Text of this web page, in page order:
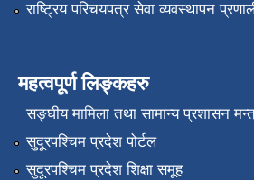
राष्ट्रिय परिचयपत्र सेवा व्यवस्थापन
महत्वपूर्ण लिङ्कहरु
सङ्‍घीय मामिला तथा सामान्य प्रशासन
सुदूरपश्चिम प्रदेश पोर्टल
सुदूरपश्चिम प्रदेश शिक्षा समूह